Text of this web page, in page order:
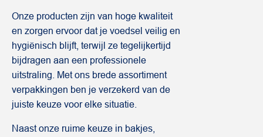
Onze producten zijn van hoge kwaliteit
en zorgen ervoor dat je voedsel veilig en
hygiënisch blijft, terwijl ze tegelijkertijd
bijdragen aan een professionele
uitstraling. Met ons brede assortiment
verpakkingen ben je verzekerd van de
juiste keuze voor elke situatie.
Naast onze ruime keuze in bakjes,